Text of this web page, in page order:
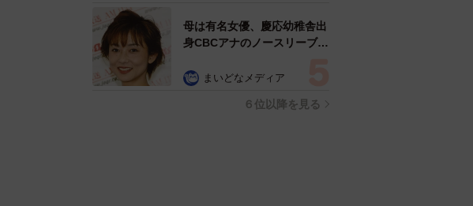
母は有名女優、慶応幼稚舎出
身CBCアナのノースリーブ姿
る」「天使の笑顔」
まいどなメディア
６位以降を見る